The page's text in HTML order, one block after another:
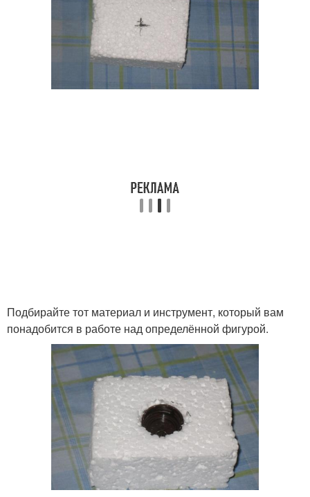
Подбирайте тот материал и инструмент, который вам
понадобится в работе над определённой фигурой.